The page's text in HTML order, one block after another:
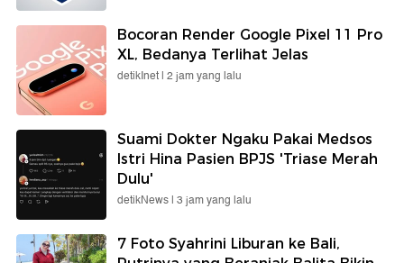
Bocoran Render Google Pixel 11 Pro
XL, Bedanya Terlihat Jelas
detikInet | 2 jam yang lalu
Suami Dokter Ngaku Pakai Medsos
Istri Hina Pasien BPJS 'Triase Merah
Dulu'
detikNews | 3 jam yang lalu
7 Foto Syahrini Liburan ke Bali,